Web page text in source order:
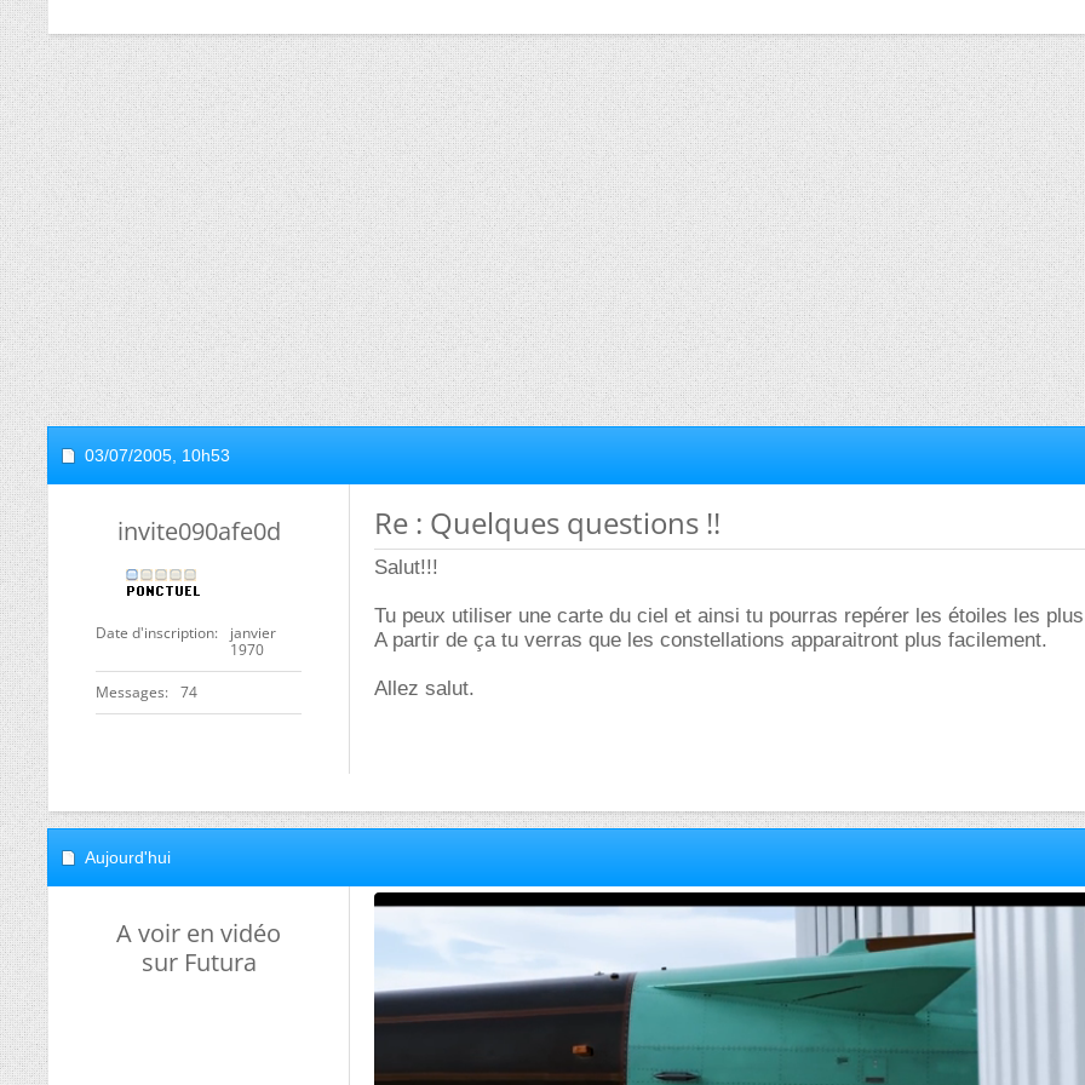
03/07/2005, 10h53
invite090afe0d
Date d'inscription
janvier
1970
Messages 74
Re : Quelques questions !!
Salut!!!
Tu peux utiliser une carte du ciel et ainsi tu pourras repérer les étoiles les
A partir de ça tu verras que les constellations apparaitront plus facilement.
Allez salut.
Aujourd'hui
A voir en vidéo
sur Futura